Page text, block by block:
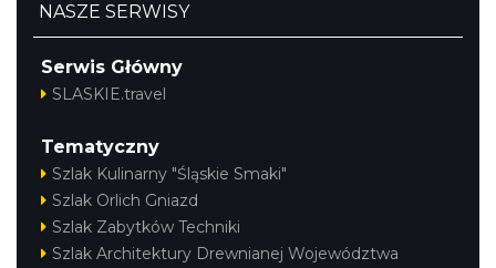
NASZE SERWISY
Serwis Główny
SLASKIE.travel
Tematyczny
Szlak Kulinarny "Śląskie Smaki"
Szlak Orlich Gniazd
Szlak Zabytków Techniki
Szlak Architektury Drewnianej Województwa